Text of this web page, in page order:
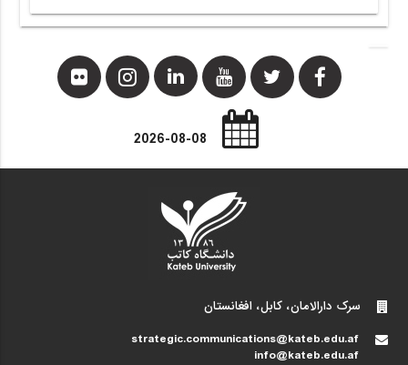
2026-08-08
سرک دارالامان، کابل، افغانستان
strategic.communications@kateb.edu.af
info@kateb.edu.af